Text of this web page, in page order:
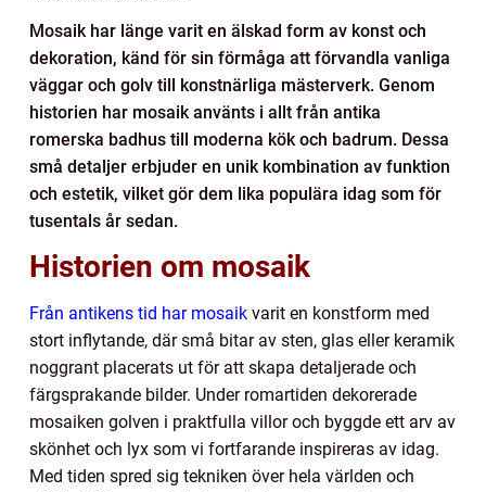
Mosaik har länge varit en älskad form av konst och
dekoration, känd för sin förmåga att förvandla vanliga
väggar och golv till konstnärliga mästerverk. Genom
historien har mosaik använts i allt från antika
romerska badhus till moderna kök och badrum. Dessa
små detaljer erbjuder en unik kombination av funktion
och estetik, vilket gör dem lika populära idag som för
tusentals år sedan.
Historien om mosaik
Från antikens tid har mosaik varit en konstform med
stort inflytande, där små bitar av sten, glas eller keramik
noggrant placerats ut för att skapa detaljerade och
färgsprakande bilder. Under romartiden dekorerade
mosaiken golven i praktfulla villor och byggde ett arv av
skönhet och lyx som vi fortfarande inspireras av idag.
Med tiden spred sig tekniken över hela världen och